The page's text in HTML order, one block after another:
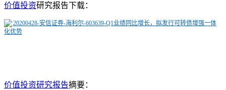
价值投资研究报告下载：
20200428-安信证券-海利尔-603639-Q1业绩同比增长，拟发行可转债增强一体
化优势
价值投资研究报告摘要：